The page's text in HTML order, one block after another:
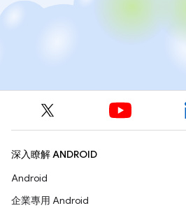
深入瞭解 ANDROID
Android
企業專用 Android